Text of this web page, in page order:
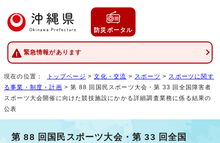
防災ポータル
緊急情報があります
現在の位置： トップページ >文化・交流 > スポーツ > スポーツに関す
る事業・制度・計画 > 第 88 回国民スポーツ大会・第 33 回全国障害者
スポーツ大会開催に向けた競技施設にかかる詳細調査業務に係る結果の
公表
第 88 回国民スポーツ大会・第 33 回全国